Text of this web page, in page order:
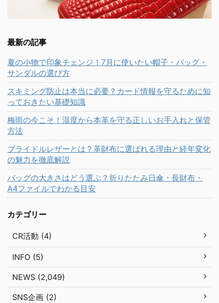
最新の記事
夏の小物で印象チェンジ！7月に使いたい帽子・バッグ・
サンダルの選び方
スキミング防止は本当に必要？カード情報を守るために知
っておきたい基礎知識
梅雨の今こそ！湿度から本革を守る正しいお手入れと保管
方法
ブライドルレザーとは？革財布に選ばれる理由と経年変化
の魅力を徹底解説
バッグの大きさはどう選ぶ？折りたたみ日傘・長財布・
A4ファイルでわかる目安
カテゴリー
CR活動 (4)
INFO (5)
NEWS (2,049)
SNS企画 (2)